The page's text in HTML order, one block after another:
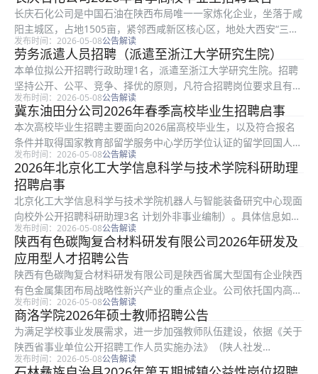
长庆石化公司是中国石油在陕西布局唯一一家炼化企业，坐落于咸
阳主城区，占地1505亩，紧邻西咸新区核心区，地处大西安“三轴
两带多中心”发展轴心。区位得天独厚，距西安市中心22公里、西
安咸阳国际机场18公里，形成“半小时经济圈”，兼具政策红利、...
发布时间：2026-05-08公告解读
劳务派遣人员招聘（派遣至浙江大学研究生院）
本单位拟公开招聘行政助理1名，派遣至浙江大学研究生院。招聘
坚持公开、公平、竞争、择优的原则，凡符合招聘岗位要求且有意
向者，请将个人简历（包括学习、工作和研究经历）以及其它证明
本人能力、水平的相关资料发至邮箱yjsy@zju.edu.cn，请...
发布时间：2026-05-08公告解读
冀东油田分公司2026年春季高校毕业生招聘启事
本次高校毕业生招聘主要面向2026届高校毕业生，以及符合报名
条件并取得国家教育部留学服务中心学历学位认证的留学回国人
员；未落实工作单位，档案、组织关系仍保留在原毕业院校的
2025届毕业生也可报名。 本次招聘5人，涉及1个岗位。报名时间
为20...
发布时间：2026-05-08公告解读
2026年北京化工大学信息科学与技术学院科研助理
招聘启事
北京化工大学信息科学与技术学院机器人与智能装备研究中心现面
向校外公开招聘科研助理3名 计划外非事业编制）。具体信息如
下： 本次招聘3人，涉及2个岗位。报名时间为2026/4/23
2026/5/15。 完整招聘岗位、报名条件、招聘流程及注意...
发布时间：2026-05-08公告解读
陕西有色碳陶复合材料研发有限公司2026年研发及
应用型人才招聘公告
陕西有色碳陶复合材料研发有限公司是陕西省属大型国有企业陕西
有色金属集团布局战略性新兴产业的重点企业。公司依托国内高校
及研发机构的资源优势，致力于打造国内一流、国际知名的碳碳与
碳陶研发企业。目前，公司已组建国内一流的碳陶研发工程技术团
队，正构...
发布时间：2026-05-08公告解读
商洛学院2026年硕士教师招聘公告
为满足学校事业发展需求，进一步加强教师队伍建设，依据《关于
陕西省事业单位公开招聘工作人员实施办法》（陕人社发
〔2017〕51号）、《商洛学院人才招聘与管理工作实施办法》
发布时间：2026-05-08公告解读